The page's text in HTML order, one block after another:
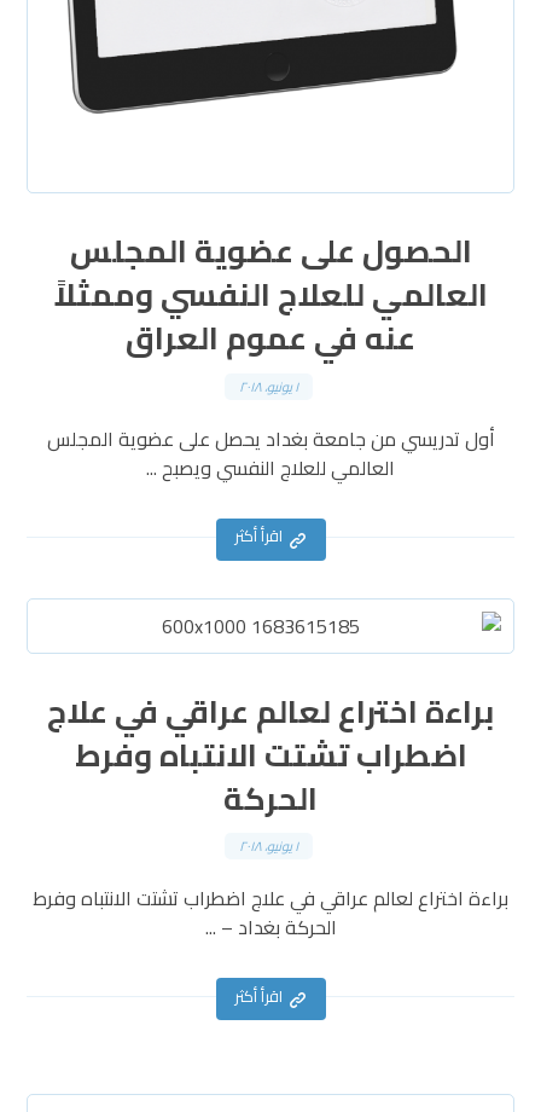
الحصول على عضوية المجلس
العالمي للعلاج النفسي وممثلاً
عنه في عموم العراق
١ يونيو، ٢٠١٨
أول تدريسي من جامعة بغداد يحصل على عضوية المجلس
العالمي للعلاج النفسي ويصبح ...
اقرأ أكثر
براءة اختراع لعالم عراقي في علاج
اضطراب تشتت الانتباه وفرط
الحركة
١ يونيو، ٢٠١٨
براءة اختراع لعالم عراقي في علاج اضطراب تشتت الانتباه وفرط
الحركة بغداد – ...
اقرأ أكثر